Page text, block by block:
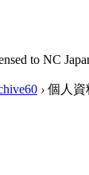
to NC
› 個人資